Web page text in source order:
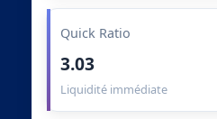
Quick Ratio
3.03
Liquidité immédiate